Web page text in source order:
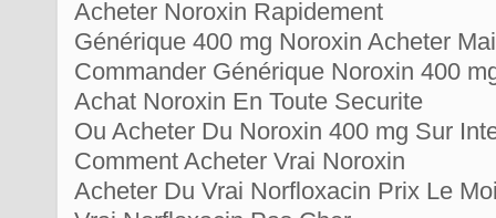
Acheter Noroxin Rapidement
Générique 400 mg Noroxin Acheter
Commander Générique Noroxin 400
Achat Noroxin En Toute Securite
Ou Acheter Du Noroxin 400 mg Sur
Comment Acheter Vrai Noroxin
Acheter Du Vrai Norfloxacin Prix Le